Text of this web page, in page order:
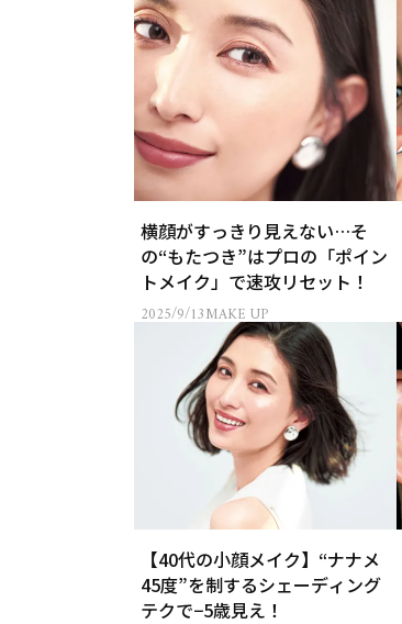
横顔がすっきり見えない…そ
の“もたつき”はプロの「ポイン
トメイク」で速攻リセット！
2025/9/13MAKE UP
【40代の小顔メイク】“ナナメ
45度”を制するシェーディング
テクで−5歳見え！